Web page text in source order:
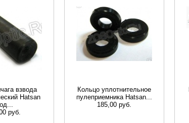
взвода
Hatsan
руб.
Кольцо уплотнительное
пулеприемника Hatsan...
185,00 руб.